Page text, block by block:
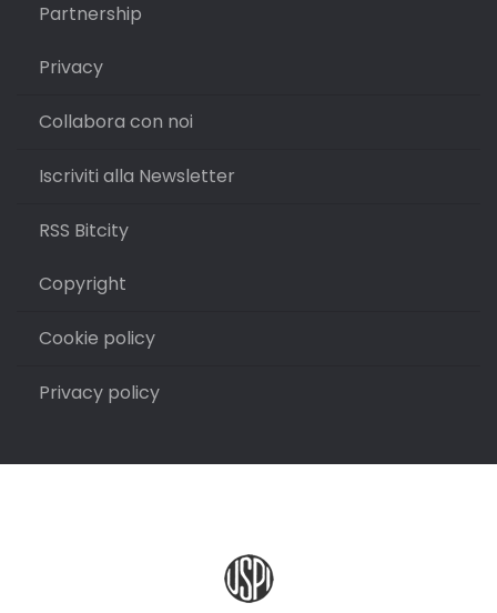
Partnership
Privacy
Collabora con noi
Iscriviti alla Newsletter
RSS Bitcity
Copyright
Cookie policy
Privacy policy